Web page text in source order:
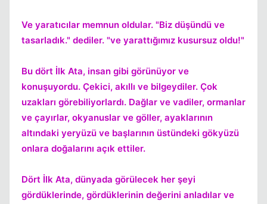
Ve yaratıcılar memnun oldular. "Biz düşündü ve
tasarladık." dediler. "ve yarattığımız kusursuz oldu!"
Bu dört İlk Ata, insan gibi görünüyor ve
konuşuyordu. Çekici, akıllı ve bilgeydiler. Çok
uzakları görebiliyorlardı. Dağlar ve vadiler, ormanlar
ve çayırlar, okyanuslar ve göller, ayaklarının
altındaki yeryüzü ve başlarının üstündeki gökyüzü
onlara doğalarını açık ettiler.
Dört İlk Ata, dünyada görülecek her şeyi
gördüklerinde, gördüklerinin değerini anladılar ve